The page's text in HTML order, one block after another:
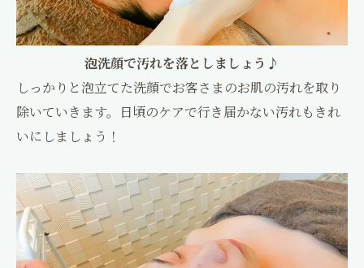
泡洗顔で汚れを落としましょう♪
しっかりと泡立てた洗顔でお客さまのお肌の汚れを取り
除いていきます。日頃のケアで行き届かない汚れもきれ
いにしましょう！